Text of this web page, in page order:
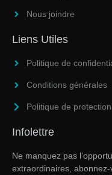
Nous joindre
Liens Utiles
Politique de
Conditions générales
Politique de
Infolettre
Ne manquez pas
extraordinaires,